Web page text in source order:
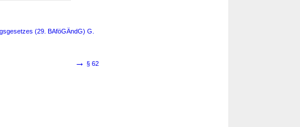
(29. BAföGÄndG) G.
→ § 62